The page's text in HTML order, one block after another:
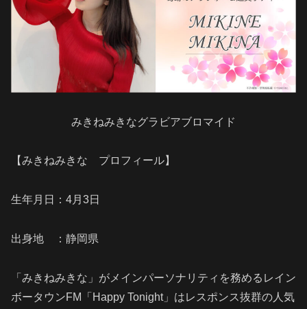
みきねみきなグラビアブロマイド
【みきねみきな プロフィール】
生年月日：4月3日
出身地 ：静岡県
「みきねみきな」がメインパーソナリティを務めるレイン
ボータウンFM「Happy Tonight」はレスポンス抜群の人気